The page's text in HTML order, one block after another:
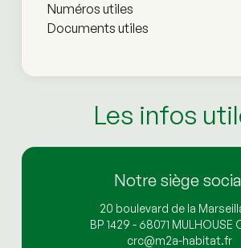
Numéros utiles
Documents utiles
Les infos
Notre siège
20 boulevard de la
BP 1429 - 68071 MULHOUSE
crc@m2a-habitat.fr